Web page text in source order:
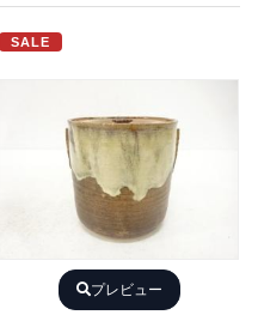
SALE
プレビュー